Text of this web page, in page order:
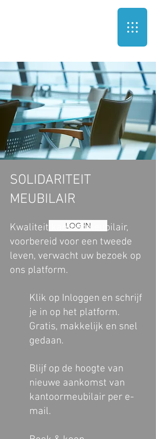
LOG IN
SOLIDARITEIT
MEUBILAIR
Kwaliteit kantoormeubilair,
voorbereid voor een tweede
leven, verwacht uw bezoek op
ons platform.
Klik op Inloggen en schrijf
je in op het platform.
Gratis, makkelijk en snel
gedaan.
Blijf op de hoogte van
nieuwe aankomst van
kantoormeubilair per e-
mail.